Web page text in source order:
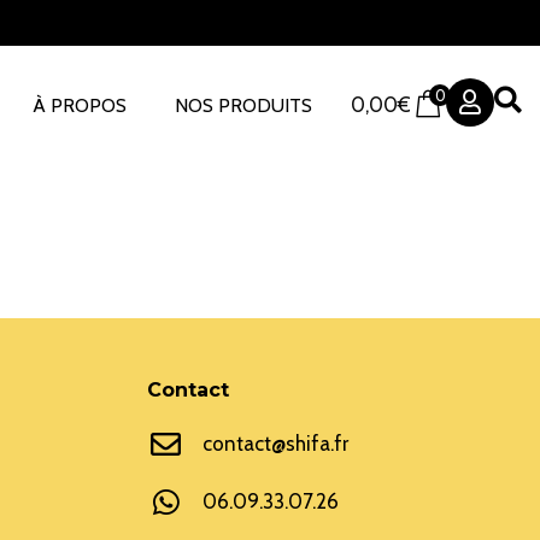
À PROPOS NOS PRODUITS 0,00€ 0
Contact
contact@shifa.fr
06.09.33.07.26